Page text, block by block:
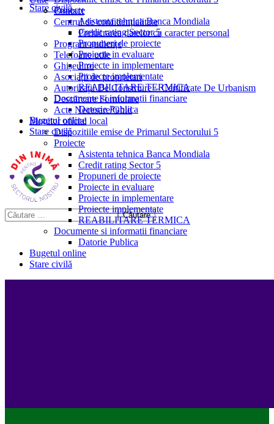
Stare civilă
Proiecte
Asistenta tehnica Banca Mondiala
Credit rating Sector 5
Propuneri de proiecte
Proiecte in evaluare
Proiecte in implementare
Proiecte implementate
REABILITARE TERMICA
Documente si informatii financiare
Datorie Publica
Bugetul online
Stare civilă
Contact
Centrul de confidențialitate
Prelucrarea datelor cu caracter personal
Program audiențe
Telefoane utile
Ghișeul.ro
Asociații de proprietari
Autorizații De Construire – Certificate De Urbanism
Descărcare Formulare
Acte Necesare/Ghid
Monitor oficial local
Dispozitiile emise de Primarul Sectorului 5
Proiecte
Asistenta tehnica Banca Mondiala
Credit rating Sector 5
Propuneri de proiecte
Proiecte in evaluare
Proiecte in implementare
Proiecte implementate
REABILITARE TERMICA
Documente si informatii financiare
Datorie Publica
Bugetul online
Stare civilă